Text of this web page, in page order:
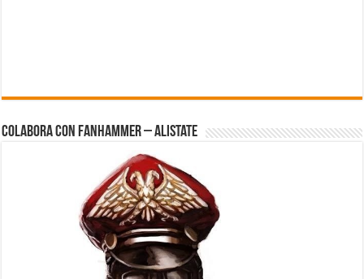
Colabora con FanHammer – Alistate